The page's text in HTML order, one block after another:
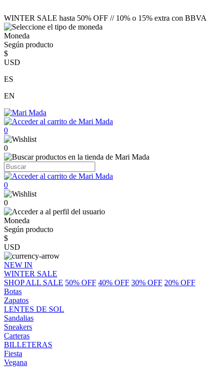
WINTER SALE hasta 50% OFF // 10% o 15% extra con BBVA
Moneda
Según producto
$
USD
ES
EN
0
0
0
0
Moneda
Según producto
$
USD
NEW IN
WINTER SALE
SHOP ALL SALE 50% OFF 40% OFF 30% OFF 20% OFF
Botas
Zapatos
LENTES DE SOL
Sandalias
Sneakers
Carteras
BILLETERAS
Fiesta
Vegana